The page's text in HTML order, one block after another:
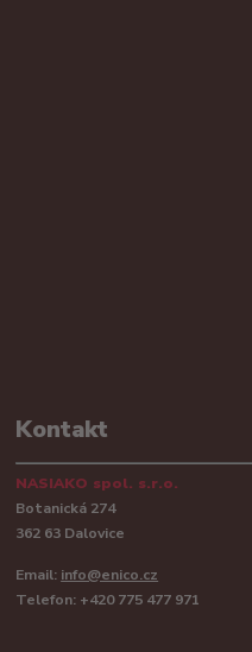
Kontakt
NASIAKO spol. s.r.o.
Botanická 274
362 63 Dalovice
Email: info@enico.cz
Telefon: +420 775 477 971